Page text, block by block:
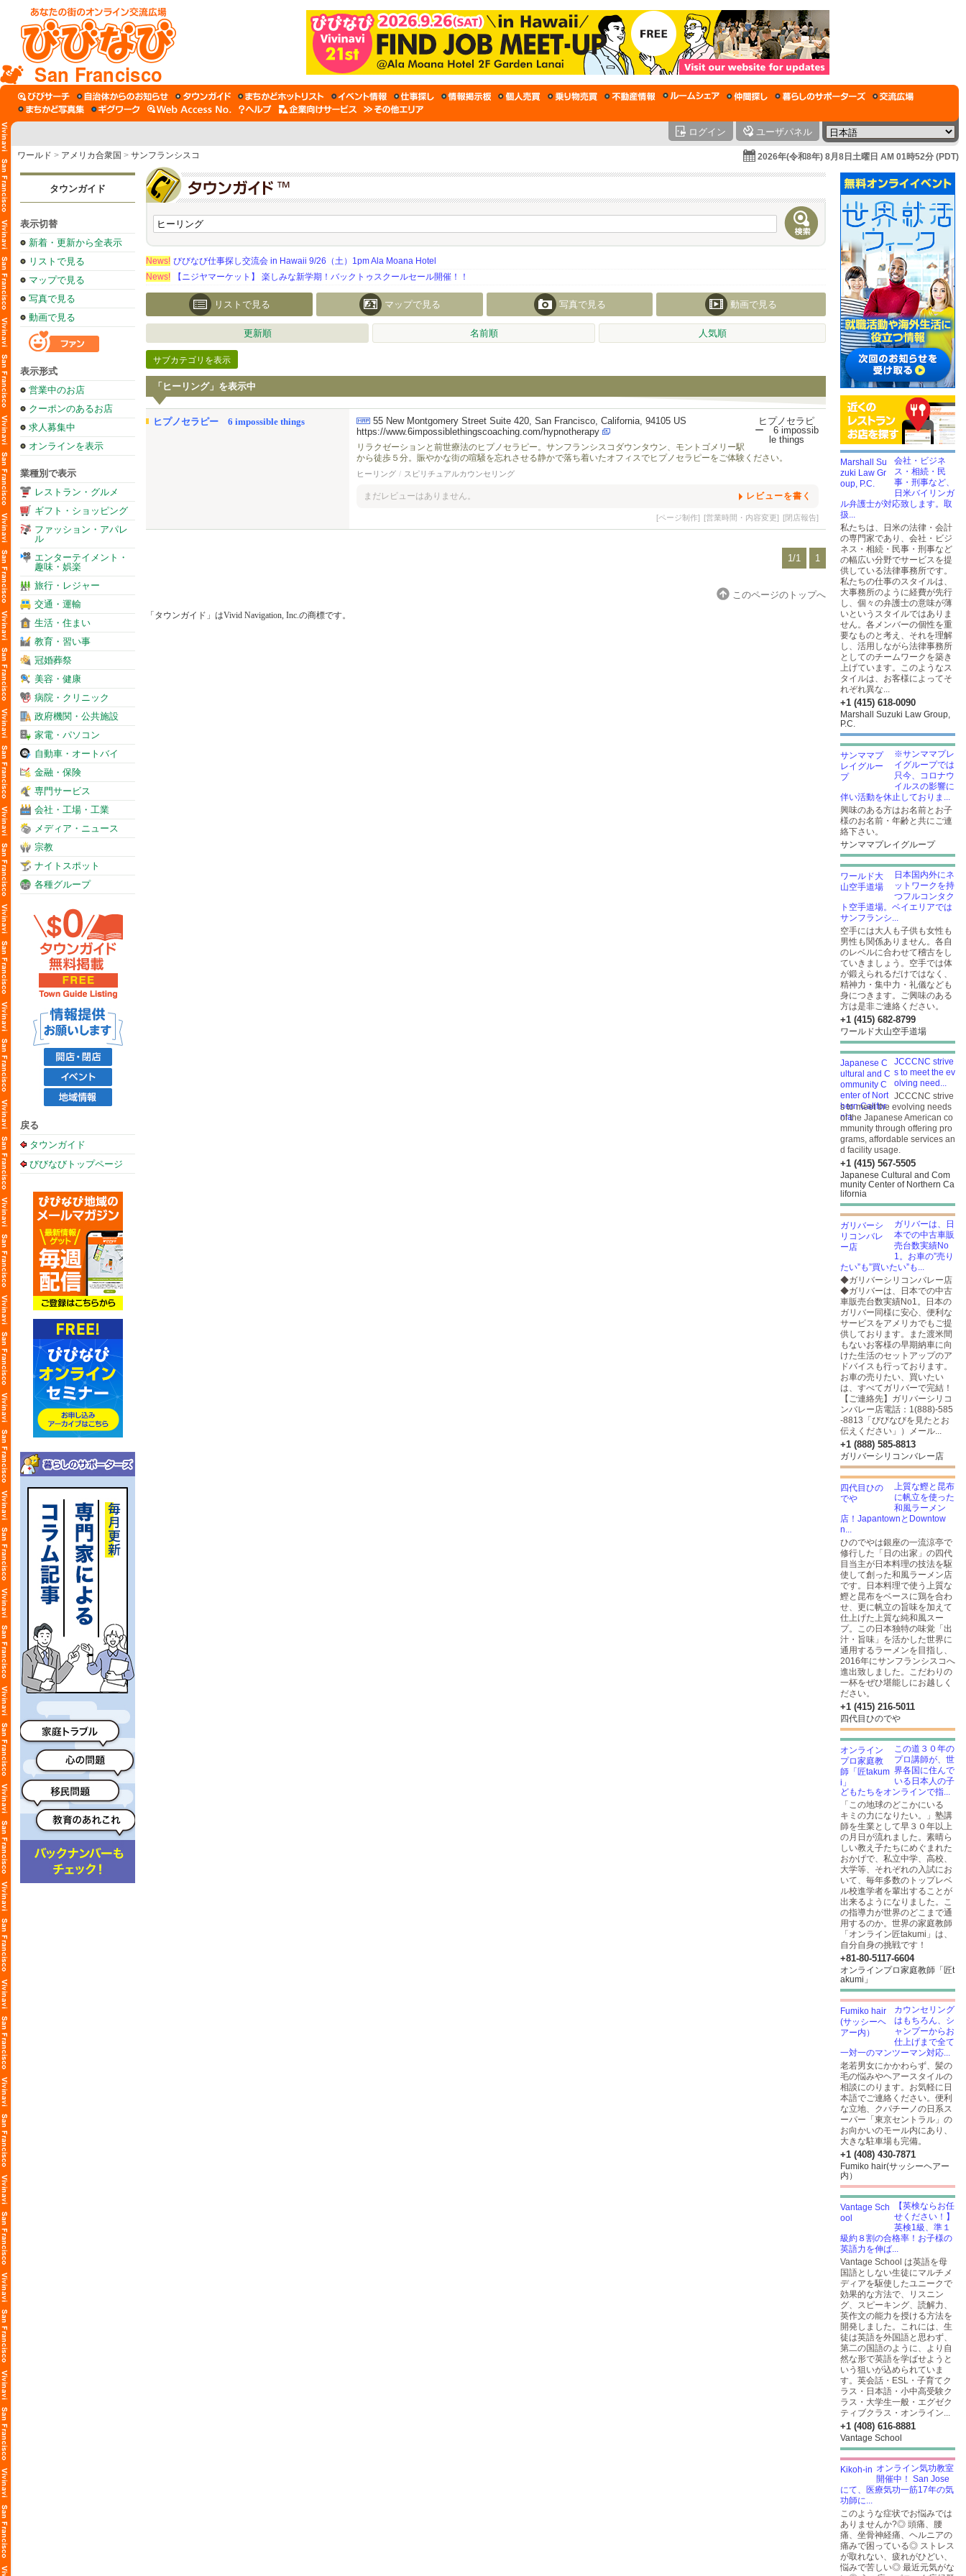
San Francisco
ログイン ユーザパネル
ワールド > アメリカ合衆国 > サンフランシスコ 2026年(令和8年) 8月8日土曜日 AM 01時52分 (PDT)
タウンガイド
表示切替
新着・更新から全表示
リストで見る
マップで見る
写真で見る
動画で見る
表示形式
営業中のお店
クーポンのあるお店
求人募集中
オンラインを表示
業種別で表示
レストラン・グルメ
ギフト・ショッピング
ファッション・アパレ
ル
エンターテイメント・
趣味・娯楽
旅行・レジャー
交通・運輸
生活・住まい
教育・習い事
冠婚葬祭
美容・健康
病院・クリニック
政府機関・公共施設
家電・パソコン
自動車・オートバイ
金融・保険
専門サービス
会社・工場・工業
メディア・ニュース
宗教
ナイトスポット
各種グループ
戻る
タウンガイド
びびなびトップページ
News! びびなび仕事探し交流会 in Hawaii 9/26（土）1pm Ala Moana Hotel
News!
【ニジヤマーケット】 楽しみな新学期！バックトゥスクールセール開催！！
リストで見る マップで見る 写真で見る 動画で見る
更新順 名前順 人気順
サブカテゴリを表示
「ヒーリング」を表示中
ヒプノセラピー 6 impossible things
55 New Montgomery Street Suite 420, San Francisco, California, 94105 US
https://www.6impossiblethingscoaching.com/hypnotherapy
リラクゼーションと前世療法のヒプノセラピー。サンフランシスコダウンタウン、モントゴメリー駅
から徒歩５分。賑やかな街の喧騒を忘れさせる静かで落ち着いたオフィスでヒプノセラピーをご体験ください。
ヒーリング / スピリチュアルカウンセリング
まだレビューはありません。 レビューを書く
[ページ制作] [営業時間・内容変更] [閉店報告]
1/1 1
このページのトップへ
「タウンガイド」はVivid Navigation, Inc.の商標です。
会社・ビジネ
ス・相続・民
事・刑事など、
日米バイリンガ
ル弁護士が対応致します。取
扱...
私たちは、日米の法律・会計
の専門家であり、会社・ビジ
ネス・相続・民事・刑事など
の幅広い分野でサービスを提
供している法律事務所です。
私たちの仕事のスタイルは、
大事務所のように経費が先行
し、個々の弁護士の意味が薄
いというスタイルではありま
せん。各メンバーの個性を重
要なものと考え、それを理解
し、活用しながら法律事務所
としてのチームワークを築き
上げています。このようなス
タイルは、お客様によってそ
れぞれ異な...
+1 (415) 618-0090
Marshall Suzuki Law Group,
P.C.
※サンママプレ
イグループでは
只今、コロナウ
イルスの影響に
伴い活動を休止しておりま...
興味のある方はお名前とお子
様のお名前・年齢と共にご連
絡下さい。
サンママプレイグループ
日本国内外にネ
ットワークを持
つフルコンタク
ト空手道場。ベイエリアでは
サンフランシ...
空手には大人も子供も女性も
男性も関係ありません。各自
のレベルに合わせて稽古をし
ていきましょう。空手では体
が鍛えられるだけではなく、
精神力・集中力・礼儀なども
身につきます。ご興味のある
方は是非ご連絡ください。
+1 (415) 682-8799
ワールド大山空手道場
JCCCNC strive
s to meet the ev
olving need...
JCCCNC strive
s to meet the evolving needs
of the Japanese American co
mmunity through offering pro
grams, affordable services an
d facility usage.
+1 (415) 567-5505
Japanese Cultural and Com
munity Center of Northern Ca
lifornia
ガリバーは、日
本での中古車販
売台数実績No
1。お車の”売り
たい”も”買いたい”も...
◆ガリバーシリコンバレー店
◆ガリバーは、日本での中古
車販売台数実績No1。日本の
ガリバー同様に安心、便利な
サービスをアメリカでもご提
供しております。また渡米間
もないお客様の早期納車に向
けた生活のセットアップのア
ドバイスも行っております。
お車の売りたい、買いたい
は、すべてガリバーで完結！
【ご連絡先】ガリバーシリコ
ンバレー店電話：1(888)-585
-8813「びびなびを見たとお
伝えください」）メール...
+1 (888) 585-8813
ガリバーシリコンバレー店
上質な鰹と昆布
に帆立を使った
和風ラーメン
店！JapantownとDowntow
n...
ひのでやは銀座の一流涼亭で
修行した「日の出家」の四代
目当主が日本料理の技法を駆
使して創った和風ラーメン店
です。日本料理で使う上質な
鰹と昆布をベースに鶏を合わ
せ、更に帆立の旨味を加えて
仕上げた上質な純和風スー
プ。この日本独特の味覚「出
汁・旨味」を活かした世界に
通用するラーメンを目指し、
2016年にサンフランシスコへ
進出致しました。こだわりの
一杯をぜひ堪能しにお越しく
ださい。
+1 (415) 216-5011
四代目ひのでや
この道３０年の
プロ講師が、世
界各国に住んで
いる日本人の子
どもたちをオンラインで指...
「この地球のどこかにいる
キミの力になりたい。」塾講
師を生業として早３０年以上
の月日が流れました。素晴ら
しい教え子たちにめぐまれた
おかげで、私立中学、高校、
大学等、それぞれの入試にお
いて、毎年多数のトップレベ
ル校進学者を輩出することが
出来るようになりました。こ
の指導力が世界のどこまで通
用するのか。世界の家庭教師
「オンライン匠takumi」は、
自分自身の挑戦です！
+81-80-5117-6604
オンラインプロ家庭教師「匠t
akumi」
カウンセリング
はもちろん、シ
ャンプーからお
仕上げまで全て
一対一のマンツーマン対応...
老若男女にかかわらず、髪の
毛の悩みやヘアースタイルの
相談にのります。お気軽に日
本語でご連絡ください。便利
な立地、クパチーノの日系ス
ーパー「東京セントラル」の
お向かいのモール内にあり、
大きな駐車場も完備。
+1 (408) 430-7871
Fumiko hair(サッシーヘアー
内）
【英検ならお任
せください！】
英検1級、準１
級約８割の合格率！お子様の
英語力を伸ば...
Vantage School は英語を母
国語としない生徒にマルチメ
ディアを駆使したユニークで
効果的な方法で、リスニン
グ、スピーキング、読解力、
英作文の能力を授ける方法を
開発しました。これには、生
徒は英語を外国語と思わず、
第二の国語のように、より自
然な形で英語を学ばせようと
いう狙いが込められていま
す。英会話・ESL・子育てク
ラス・日本語・小中高受験ク
ラス・大学生一般・エグゼク
ティブクラス・オンライン...
+1 (408) 616-8881
Vantage School
オンライン気功教室
開催中！ San Jose
にて、医療気功一筋17年の気
功師に...
このような症状でお悩みでは
ありませんか?◎ 頭痛、腰
痛、坐骨神経痛、ヘルニアの
痛みで困っている◎ ストレス
が取れない、疲れがひどい、
悩みで苦しい◎ 最近元気がな